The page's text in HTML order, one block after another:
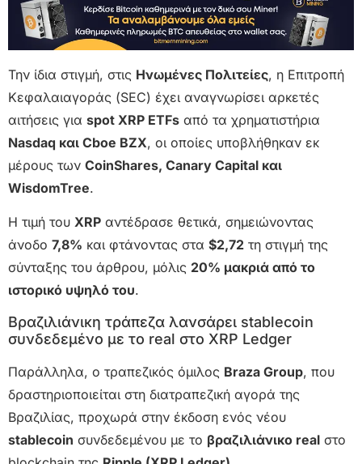
Την ίδια στιγμή, στις Ηνωμένες Πολιτείες, η Επιτροπή
Κεφαλαιαγοράς (SEC) έχει αναγνωρίσει αρκετές
αιτήσεις για spot XRP ETFs από τα χρηματιστήρια
Nasdaq και Cboe BZX, οι οποίες υποβλήθηκαν εκ
μέρους των CoinShares, Canary Capital και
WisdomTree.
Η τιμή του XRP αντέδρασε θετικά, σημειώνοντας
άνοδο 7,8% και φτάνοντας στα $2,72 τη στιγμή της
σύνταξης του άρθρου, μόλις 20% μακριά από το
ιστορικό υψηλό του.
Βραζιλιάνικη τράπεζα λανσάρει stablecoin
συνδεδεμένο με το real στο XRP Ledger
Παράλληλα, ο τραπεζικός όμιλος Braza Group, που
δραστηριοποιείται στη διατραπεζική αγορά της
Βραζιλίας, προχωρά στην έκδοση ενός νέου
stablecoin συνδεδεμένου με το βραζιλιάνικο real στο